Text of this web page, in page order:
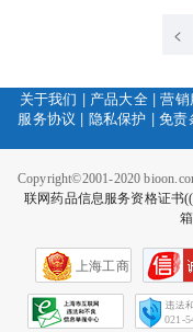
<
关于我们 | 产品大全|营销
服务协议 | 隐私保护 |免责
Copyright©2001-2020
联网药品信息服务资格证书
上海工商
021-